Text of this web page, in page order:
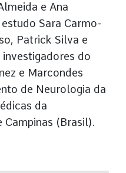
e Ana
Sara Carmo-
Patrick Silva e
do
e Marcondes
de Neurologia da
da
Campinas (Brasil).